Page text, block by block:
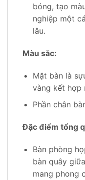
bóng, tạo
nghiệp một
lâu.
Màu sắc:
Mặt bàn là
vàng kết hợp
Phần chân
Đặc điểm tổng
Bàn phòng
bàn quây
mang phong